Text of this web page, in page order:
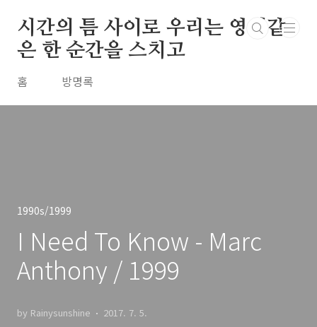
시간의 틈 사이로 우리는 영원같
은 한 순간을 스치고
홈 방명록
1990s/1999
I Need To Know - Marc
Anthony / 1999
by Rainysunshine 2017. 7. 5.